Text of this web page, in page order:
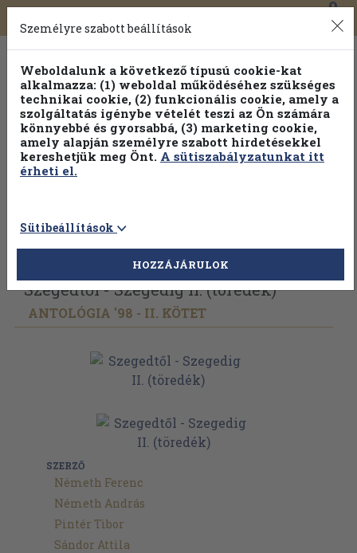
Toggle
navigation
0
Válogasson több mint 30 000 kötet közül
Hobbi témakörökben20% kedvezménnyel!
Vissza az előző oldalra Válasszon példányt
Szegedtől - Szegedig II. (töredék)
ANTOLÓGIA '98 - II. KÖTET
SZERZŐ
Németh Ferenc
Németh András
Pintér Tibor
Sándor Attila
Személyre szabott beállítások
Weboldalunk a következő típusú cookie-kat
alkalmazza: (1) weboldal működéséhez szükséges
technikai cookie, (2) funkcionális cookie, amely a
szolgáltatás igénybe vételét teszi az Ön számára
könnyebbé és gyorsabbá, (3) marketing cookie,
amely alapján személyre szabott hirdetésekkel
kereshetjük meg Önt. A sütiszabályzatunkat itt
érheti el.
Sütibeállítások
HOZZÁJÁRULOK